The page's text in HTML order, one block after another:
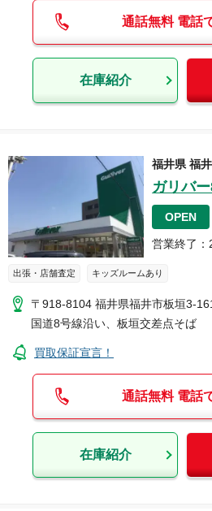
通話無料 電話
在庫紹介
福井県 福
ガリバ
OPEN
営業終了 ：
出張・店舗査定 キッズルームあり
〒918-8104 福井県福井市板垣3-
国道8号線沿い、板垣交差点そば
買取保証宣言！
通話無料 電話
在庫紹介